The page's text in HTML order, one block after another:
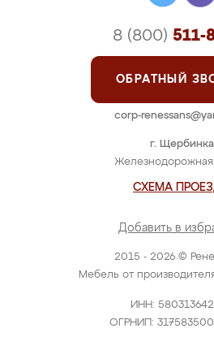
2015 - 2026 ©
Мебель от
ИНН:
ОГРНИП:
г. Щербинка
Железнодорожная
СХЕМА
Добавить в
8 (800) 511-
ОБРАТНЫЙ
corp-